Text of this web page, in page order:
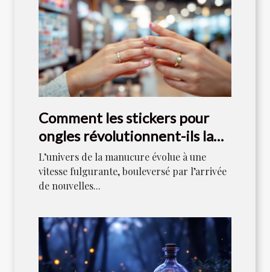
Comment les stickers pour
ongles révolutionnent-ils la
manucure moderne ?
L’univers de la manucure évolue à une
vitesse fulgurante, bouleversé par l’arrivée
de nouvelles...